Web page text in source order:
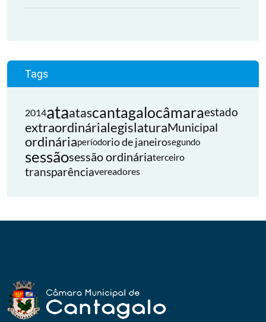
Tags
2014ataatascantagalocâmaraestado
extraordinárialegislaturaMunicipal
ordináriaperíodorio de janeirosegundo
sessãosessão ordináriaterceiro
transparênciavereadores